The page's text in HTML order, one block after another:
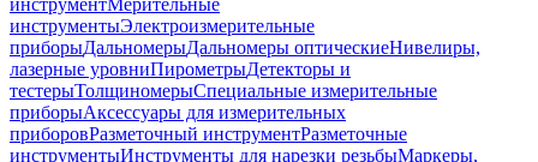
инструментМерительные
инструментыЭлектроизмерительные
приборыДальномерыДальномеры оптическиеНивелиры,
лазерные уровниПирометрыДетекторы и
тестерыТолщиномерыСпециальные измерительные
приборыАксессуары для измерительных
приборовРазметочный инструментРазметочные
инструментыИнструменты для нарезки резьбыМаркеры,